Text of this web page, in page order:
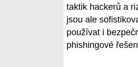
taktik hackerů a
jsou ale
používat i
phishingové